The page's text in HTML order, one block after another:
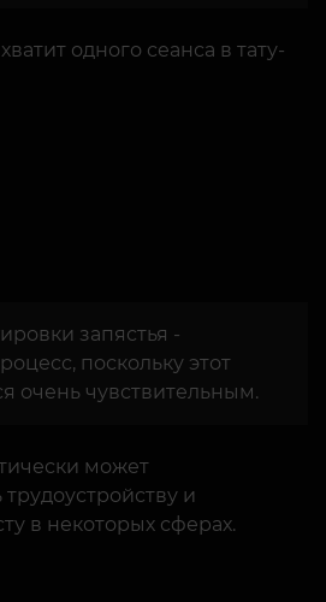
одного сеанса в тату-
запястья -
поскольку этот
очень чувствительным.
может
и
в некоторых сферах.